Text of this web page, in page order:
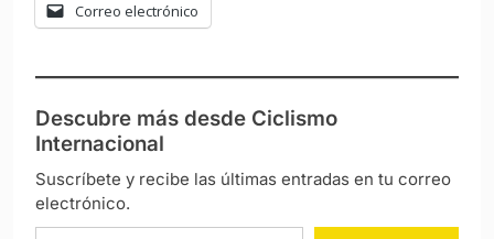
Correo electrónico
Descubre más desde Ciclismo
Internacional
Suscríbete y recibe las últimas entradas en tu correo
electrónico.
Escribe tu correo electrónico…